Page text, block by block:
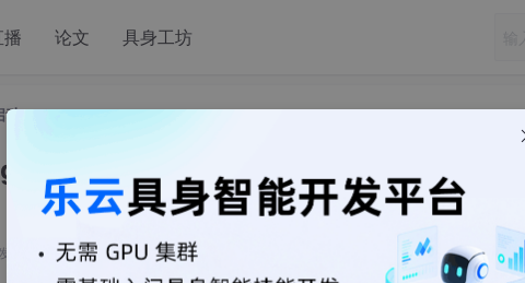
播 论文 具身工坊
boot 不连接数据库启动
布